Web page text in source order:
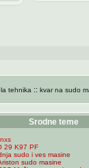
tehnika :: kvar na sudo
Srodne teme
29 K97 PF
sudo i ves masine
sudo masine